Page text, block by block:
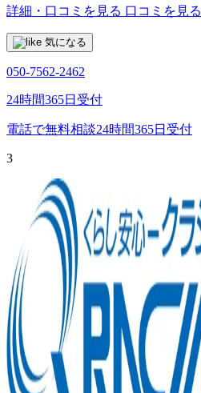
詳細・口コミを見る 口コミを見る
気になる
050-7562-2462
24時間365日受付
電話で無料相談24時間365日受付
3